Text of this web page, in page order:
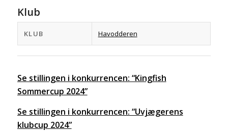
Klub
KLUB Havodderen
Se stillingen i konkurrencen: “Kingfish
Sommercup 2024”
Se stillingen i konkurrencen: “Uvjægerens
klubcup 2024”